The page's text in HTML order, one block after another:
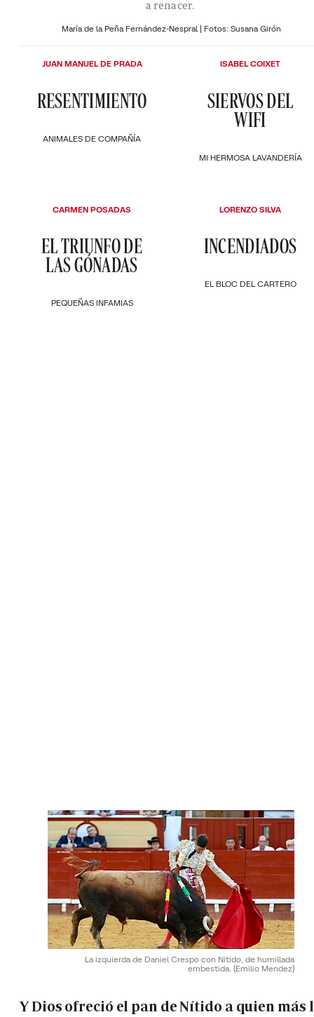
a renacer.
María de la Peña Fernández-Nespral | Fotos: Susana Girón
ANIMALES DE COMPAÑÍA
RESENTIMIENTO
JUAN MANUEL DE PRADA
MI HERMOSA LAVANDERÍA
SIERVOS DEL
WIFI
ISABEL COIXET
PEQUEÑAS INFAMIAS
EL TRIUNFO DE
LAS GÓNADAS
CARMEN POSADAS
EL BLOC DEL CARTERO
INCENDIADOS
LORENZO SILVA
La izquierda de Daniel Crespo con Nitido, de humillada
embestida. (Emilio Mendez)
Y Dios ofreció el pan de Nítido a quien más